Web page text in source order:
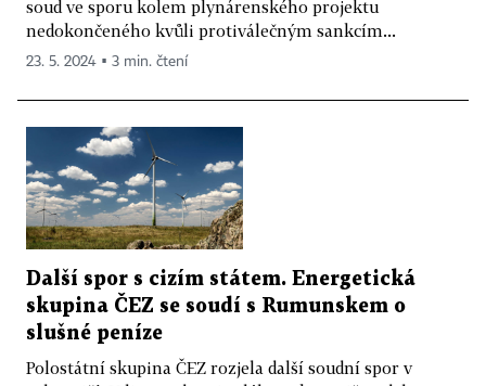
soud ve sporu kolem plynárenského projektu
nedokončeného kvůli protiválečným sankcím...
23. 5. 2024 ▪ 3 min. čtení
Další spor s cizím státem. Energetická
skupina ČEZ se soudí s Rumunskem o
slušné peníze
Polostátní skupina ČEZ rozjela další soudní spor v